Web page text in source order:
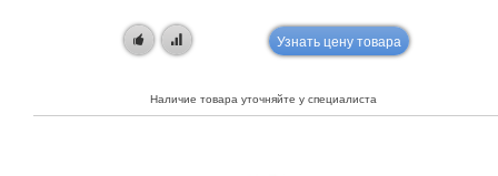
Узнать цену товара
Наличие товара уточняйте у специалиста